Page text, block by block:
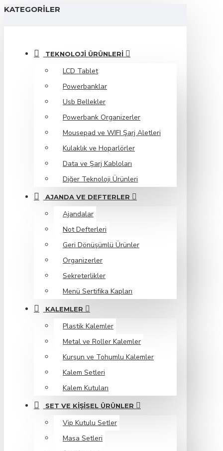
KATEGORILER
TEKNOLOJI ÜRÜNLERI
LCD Tablet
Powerbanklar
Usb Bellekler
Powerbank Organizerler
Mousepad ve WIFI Şarj Aletleri
Kulaklık ve Hoparlörler
Data ve Şarj Kabloları
Diğer Teknoloji Ürünleri
AJANDA VE DEFTERLER
Ajandalar
Not Defterleri
Geri Dönüşümlü Ürünler
Organizerler
Sekreterlikler
Menü Sertifika Kapları
KALEMLER
Plastik Kalemler
Metal ve Roller Kalemler
Kurşun ve Tohumlu Kalemler
Kalem Setleri
Kalem Kutuları
SET VE KIŞISEL ÜRÜNLER
Vip Kutulu Setler
Masa Setleri